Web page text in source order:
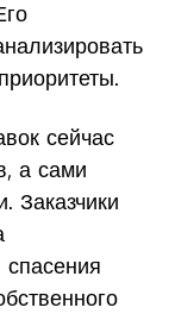
сейчас
а сами
Заказчики